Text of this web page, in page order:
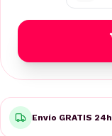
Envío GRATIS 24h